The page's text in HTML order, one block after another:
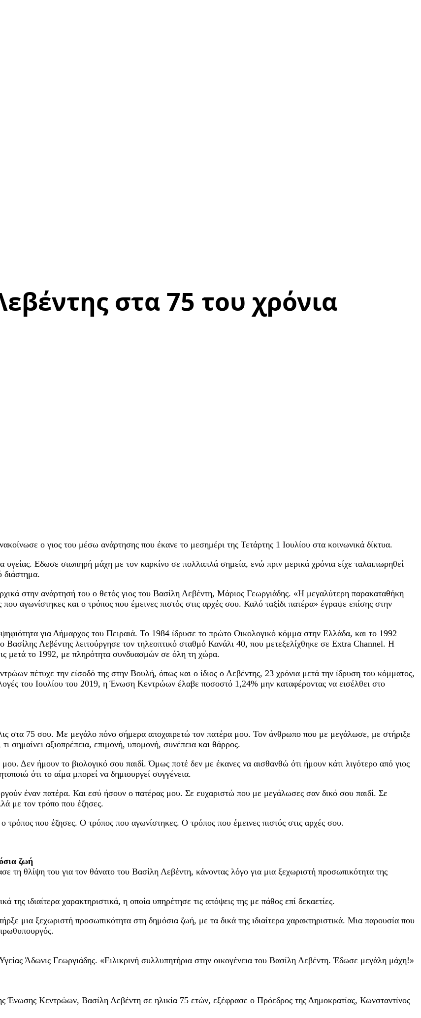
στα 75 του χρόνια
ο γιος του μέσω ανάρτησης που έκανε το μεσημέρι της Τετάρτης 1 Ιουλίου στα κοινωνικά δίκτυα.
υγείας. Εδωσε σιωπηρή μάχη με τον καρκίνο σε πολλαπλά σημεία, ενώ πριν μερικά χρόνια είχε ταλαιπωρηθεί
διάστημα.
στην ανάρτησή του ο θετός γιος του Βασίλη Λεβέντη, Μάριος Γεωργιάδης. «Η μεγαλύτερη παρακαταθήκη
αγωνίστηκες και ο τρόπος που έμεινες πιστός στις αρχές σου. Καλό ταξίδι πατέρα» έγραψε επίσης στην
για Δήμαρχος του Πειραιά. Το 1984 ίδρυσε το πρώτο Οικολογικό κόμμα στην Ελλάδα, και το 1992
Λεβέντης λειτούργησε τον τηλεοπτικό σταθμό Κανάλι 40, που μετεξελίχθηκε σε Extra Channel. Η
μετά το 1992, με πληρότητα συνδυασμών σε όλη τη χώρα.
πέτυχε την είσοδό της στην Βουλή, όπως και ο ίδιος ο Λεβέντης, 23 χρόνια μετά την ίδρυση του κόμματος,
του Ιουλίου του 2019, η Ένωση Κεντρώων έλαβε ποσοστό 1,24% μην καταφέροντας να εισέλθει στο
στα 75 σου. Με μεγάλο πόνο σήμερα αποχαιρετώ τον πατέρα μου. Τον άνθρωπο που με μεγάλωσε, με στήριξε
σημαίνει αξιοπρέπεια, επιμονή, υπομονή, συνέπεια και θάρρος.
Δεν ήμουν το βιολογικό σου παιδί. Όμως ποτέ δεν με έκανες να αισθανθώ ότι ήμουν κάτι λιγότερο από γιος
ότι το αίμα μπορεί να δημιουργεί συγγένεια.
έναν πατέρα. Και εσύ ήσουν ο πατέρας μου. Σε ευχαριστώ που με μεγάλωσες σαν δικό σου παιδί. Σε
με τον τρόπο που έζησες.
που έζησες. Ο τρόπος που αγωνίστηκες. Ο τρόπος που έμεινες πιστός στις αρχές σου.
ζωή
θλίψη του για τον θάνατο του Βασίλη Λεβέντη, κάνοντας λόγο για μια ξεχωριστή προσωπικότητα της
ιδιαίτερα χαρακτηριστικά, η οποία υπηρέτησε τις απόψεις της με πάθος επί δεκαετίες.
μια ξεχωριστή προσωπικότητα στη δημόσια ζωή, με τα δικά της ιδιαίτερα χαρακτηριστικά. Μια παρουσία που
Άδωνις Γεωργιάδης. «Ειλικρινή συλλυπητήρια στην οικογένεια του Βασίλη Λεβέντη. Έδωσε μεγάλη μάχη!»
Ένωσης Κεντρώων, Βασίλη Λεβέντη σε ηλικία 75 ετών, εξέφρασε ο Πρόεδρος της Δημοκρατίας, Κωνσταντίνος